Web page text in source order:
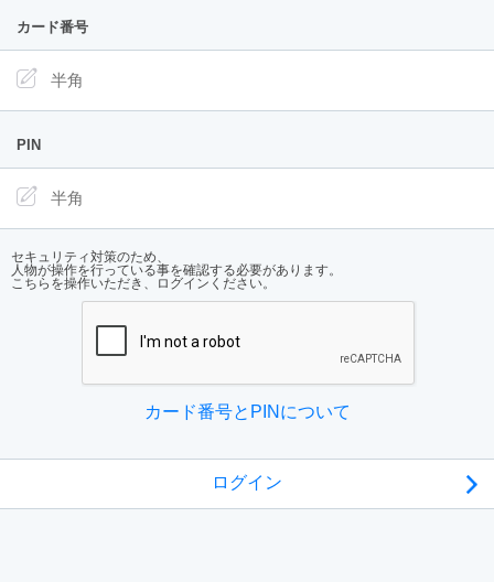
カード番号
PIN
セキュリティ対策のため、
人物が操作を行っている事を確認する必要があります。
こちらを操作いただき、ログインください。
カード番号とPINについて